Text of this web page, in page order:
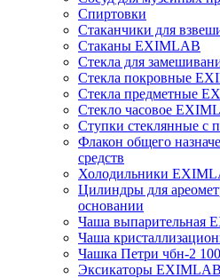
Спиртовки
Стаканчики для
Стаканы EXIMLAB
Стекла для
Стекла покровные
Стекла предметные
Стекло часовое
Ступки стеклянные с
Флакон общего
средств
Холодильники
Цилиндры для
основании
Чаша выпарительная
Чаша
Чашка Петри чбн-2
Эксикаторы EXIMLAB